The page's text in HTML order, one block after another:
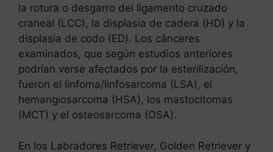
la rotura o desgarro del ligamento cruzado
craneal (LCC), la displasia de cadera (HD) y la
displasia de codo (ED). Los cánceres
examinados, que según estudios anteriores
podrían verse afectados por la esterilización,
fueron el linfoma/linfosarcoma (LSA), el
hemangiosarcoma (HSA), los mastocitomas
(MCT) y el osteosarcoma (OSA).
En los Labradores Retriever, Golden Retriever y